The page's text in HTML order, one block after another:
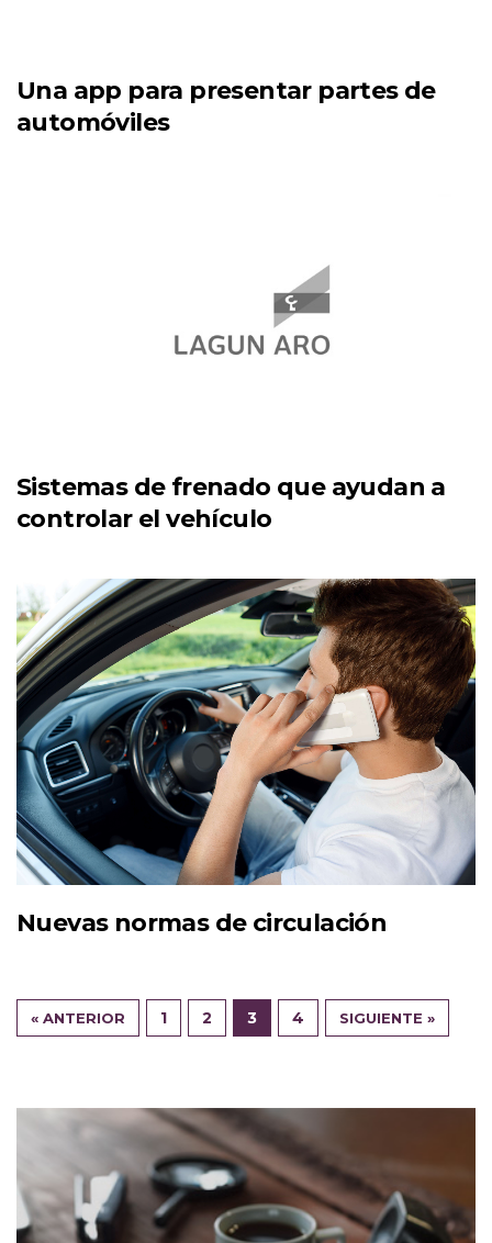
Una app para presentar partes de
automóviles
Sistemas de frenado que ayudan a
controlar el vehículo
Nuevas normas de circulación
« ANTERIOR 1 2 3 4 SIGUIENTE »